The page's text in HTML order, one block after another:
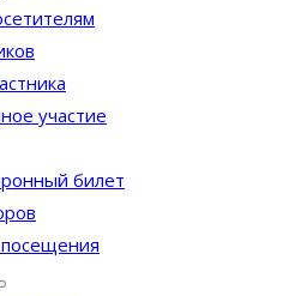
участие
билет